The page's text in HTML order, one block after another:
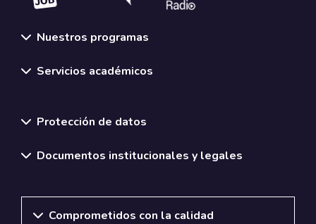
Nuestros programas
Servicios académicos
Protección de datos
Documentos institucionales y legales
Comprometidos con la calidad